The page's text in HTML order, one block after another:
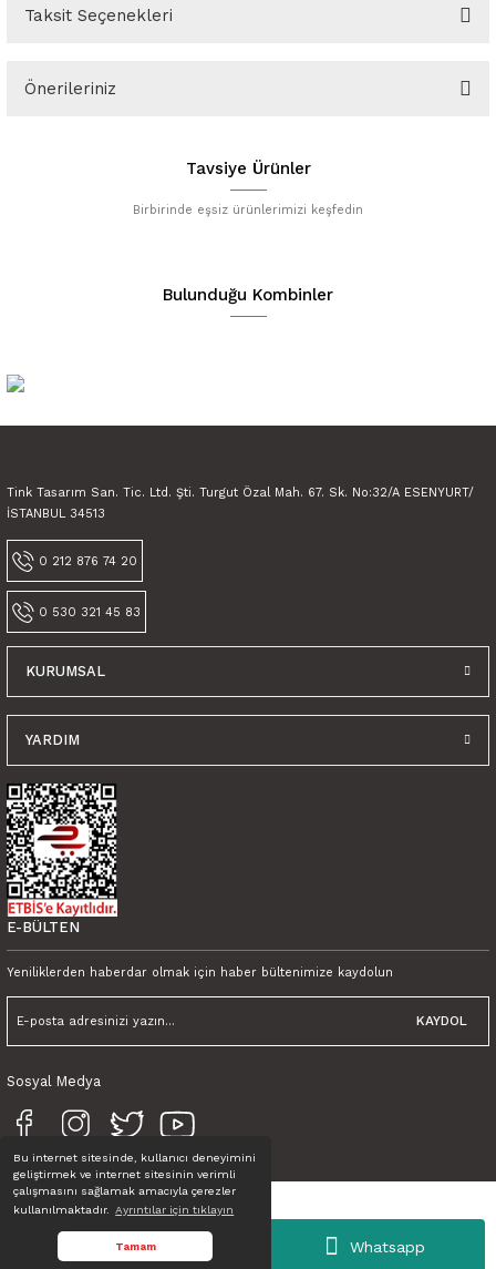
Bu internet sitesinde, kullanıcı deneyimini
geliştirmek ve internet sitesinin verimli
çalışmasını sağlamak amacıyla çerezler
kullanılmaktadır.
Ayrıntılar için tıklayın
Tamam Whatsapp
Taksit Seçenekleri
Önerileriniz
konularda yetersiz gördüğünüz noktaları öneri formunu kullanarak
Görüş ve önerileriniz için teşekkür ederiz.
Ürün açıklamasında eksik bilgiler bulunuyor.
Ürün bilgilerinde hatalar bulunuyor.
Tavsiye Ürünler
Birbirinde eşsiz ürünlerimizi keşfedin
Tink Kendinden Yapışkanlı Karma Fas Dekoratif Mini Pvc Karo Kaplama
YENİ
Bulunduğu Kombinler
Tink Kendinden Yapışkanlı Fayans Karo Gezegenler 001 30x30 cm
Tink Tasarım San. Tic. Ltd. Şti. Turgut Özal Mah. 67. Sk. No:32/A ESENYURT/
İSTANBUL 34513
0 212 876 74 20
0 530 321 45 83
KURUMSAL
YARDIM
E-BÜLTEN
Yeniliklerden haberdar olmak için haber bültenimize kaydolun
KAYDOL
Sosyal Medya
Tüm Hakları Saklıdır. © TINK